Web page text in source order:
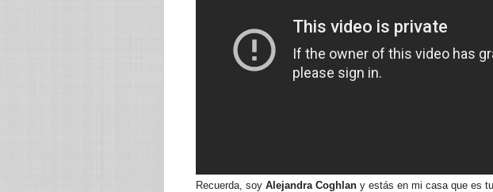
Recuerda, soy Alejandra Coghlan y estás en mi casa que es